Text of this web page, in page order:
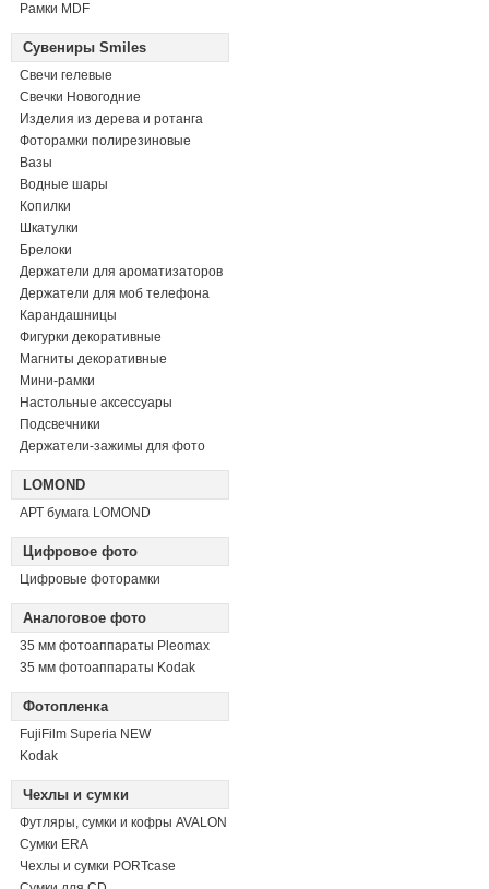
Рамки MDF
Сувениры Smiles
Свечи гелевые
Свечки Новогодние
Изделия из дерева и ротанга
Фоторамки полирезиновые
Вазы
Водные шары
Копилки
Шкатулки
Брелоки
Держатели для ароматизаторов
Держатели для моб телефона
Карандашницы
Фигурки декоративные
Магниты декоративные
Мини-рамки
Настольные аксессуары
Подсвечники
Держатели-зажимы для фото
LOMOND
АРТ бумага LOMOND
Цифровое фото
Цифровые фоторамки
Аналоговое фото
35 мм фотоаппараты Pleomax
35 мм фотоаппараты Kodak
Фотопленка
FujiFilm Superia NEW
Kodak
Чехлы и сумки
Футляры, сумки и кофры AVALON
Сумки ERA
Чехлы и сумки PORTcase